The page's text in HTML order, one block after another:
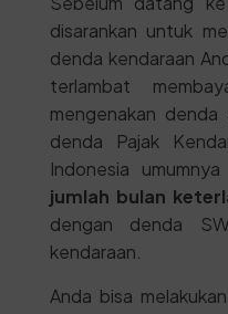
disarankan untuk
denda kendaraan
terlambat
mengenakan denda
denda Pajak
Indonesia
jumlah bulan
dengan denda
kendaraan.
Anda bisa